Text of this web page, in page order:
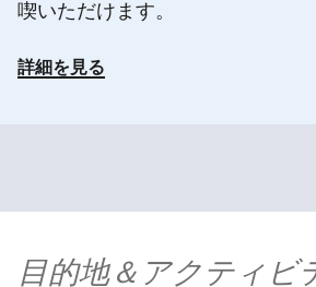
喫いただけます。
詳細を見る
目的地＆アクティビ